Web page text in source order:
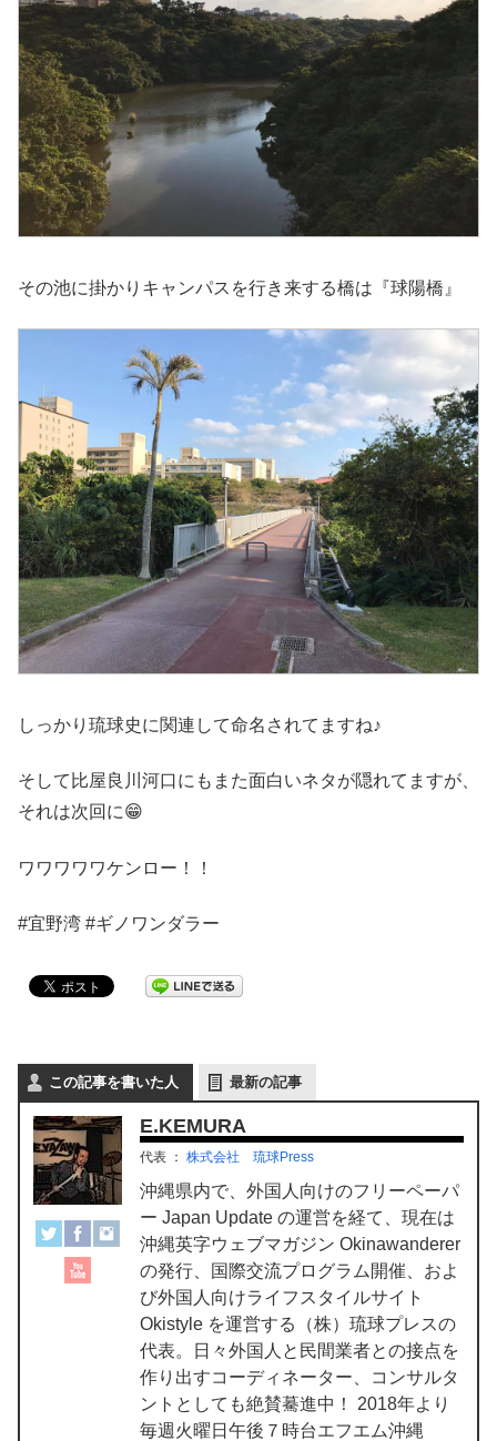
その池に掛かりキャンパスを行き来する橋は『球陽橋』
しっかり琉球史に関連して命名されてますね♪
そして比屋良川河口にもまた面白いネタが隠れてますが、
それは次回に😁
ワワワワワケンロー！！
#宜野湾 #ギノワンダラー
この記事を書いた人 最新の記事
E.KEMURA
代表 ： 株式会社 琉球Press
沖縄県内で、外国人向けのフリーペーパ
ー Japan Update の運営を経て、現在は
沖縄英字ウェブマガジン Okinawanderer
の発行、国際交流プログラム開催、およ
び外国人向けライフスタイルサイト
Okistyle を運営する（株）琉球プレスの
代表。日々外国人と民間業者との接点を
作り出すコーディネーター、コンサルタ
ントとしても絶賛驀進中！ 2018年より
毎週火曜日午後７時台エフエム沖縄